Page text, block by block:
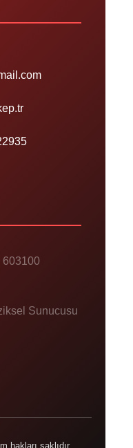
603100
Sunucusu
hakları saklıdır.